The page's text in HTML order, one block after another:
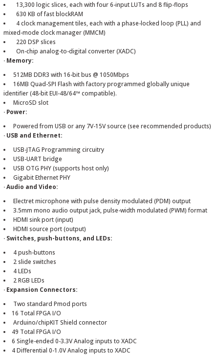
13,300 logic slices, each with four 6-input LUTs and 8 flip-flops
630 KB of fast blockRAM
4 clock management tiles, each with a phase-locked loop (PLL) and
mixed-mode clock manager (MMCM)
220 DSP slices
On-chip analog-to-digital converter (XADC)
· Memory:
512MB DDR3 with 16-bit bus @ 1050Mbps
16MB Quad-SPI Flash with factory programmed globally unique
identifier (48-bit EUI-48/64™ compatible).
MicroSD slot
· Power:
Powered from USB or any 7V-15V source (see recommended products)
· USB and Ethernet:
USB-JTAG Programming circuitry
USB-UART bridge
USB OTG PHY (supports host only)
Gigabit Ethernet PHY
· Audio and Video:
Electret microphone with pulse density modulated (PDM) output
3.5mm mono audio output jack, pulse-width modulated (PWM) format
HDMI sink port (input)
HDMI source port (output)
· Switches, push-buttons, and LEDs:
4 push-buttons
2 slide switches
4 LEDs
2 RGB LEDs
· Expansion Connectors:
Two standard Pmod ports
16 Total FPGA I/O
Arduino/chipKIT Shield connector
49 Total FPGA I/O
6 Single-ended 0-3.3V Analog inputs to XADC
4 Differential 0-1.0V Analog inputs to XADC